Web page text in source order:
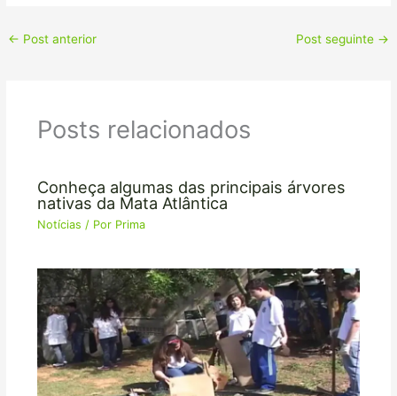
← Post anterior Post seguinte →
Posts relacionados
Conheça algumas das principais árvores
nativas da Mata Atlântica
Notícias / Por Prima